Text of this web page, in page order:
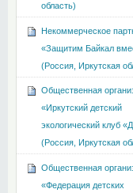
область)
Некоммерческое
«Защитим Байкал
(Россия, Иркутская
Общественная
«Иркутский детский
экологический клуб
(Россия, Иркутская
Общественная
«Федерация детских